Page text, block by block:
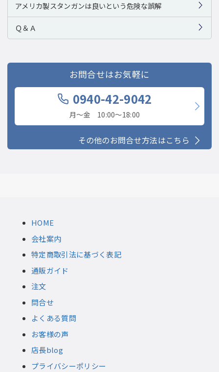
アメリカ製スタンガンは良いという危険な誤解
Ｑ＆Ａ
お問合せはお気軽に
0940-42-9042
月〜金 10:00〜18:00
その他のお問合せ方法はこちら
HOME
会社案内
特定商取引法に基づく表記
通販ガイド
注文
問合せ
よくある質問
お客様の声
店長blog
プライバシーポリシー